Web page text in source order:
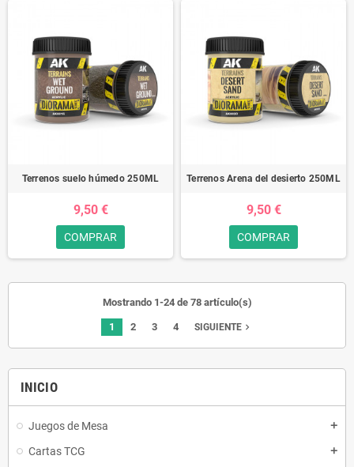
INICIO
Juegos de Mesa add
Cartas TCG add
Terrenos suelo húmedo 250ML
9,50 €
COMPRAR
Terrenos Arena del desierto 250ML
9,50 €
COMPRAR
Mostrando 1-24 de 78 artículo(s)
1 2 3 4 SIGUIENTE navigate_next